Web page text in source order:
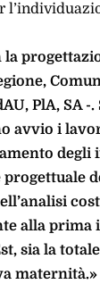
PlA, SA
avvio i
alla prima
sia la
maternità.»